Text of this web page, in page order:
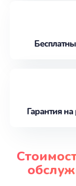
Гарантия